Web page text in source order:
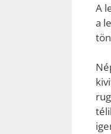
A
a